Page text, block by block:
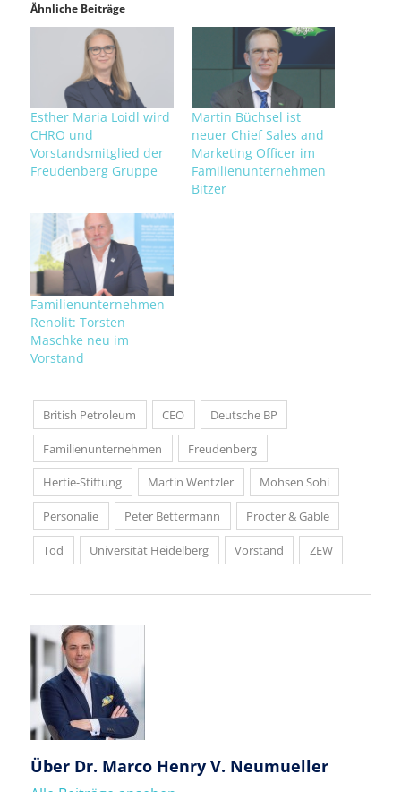
Ähnliche Beiträge
Esther Maria Loidl wird
CHRO und
Vorstandsmitglied der
Freudenberg Gruppe
Martin Büchsel ist
neuer Chief Sales and
Marketing Officer im
Familienunternehmen
Bitzer
Familienunternehmen
Renolit: Torsten
Maschke neu im
Vorstand
British Petroleum CEO Deutsche BP
Familienunternehmen Freudenberg
Hertie-Stiftung Martin Wentzler Mohsen Sohi
Personalie Peter Bettermann Procter & Gable
Tod Universität Heidelberg Vorstand ZEW
Über Dr. Marco Henry V. Neumueller